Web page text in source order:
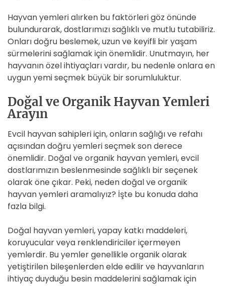
Hayvan yemleri alırken bu faktörleri göz önünde
bulundurarak, dostlarımızı sağlıklı ve mutlu tutabiliriz.
Onları doğru beslemek, uzun ve keyifli bir yaşam
sürmelerini sağlamak için önemlidir. Unutmayın, her
hayvanın özel ihtiyaçları vardır, bu nedenle onlara en
uygun yemi seçmek büyük bir sorumluluktur.
Doğal ve Organik Hayvan Yemleri
Arayın
Evcil hayvan sahipleri için, onların sağlığı ve refahı
açısından doğru yemleri seçmek son derece
önemlidir. Doğal ve organik hayvan yemleri, evcil
dostlarımızın beslenmesinde sağlıklı bir seçenek
olarak öne çıkar. Peki, neden doğal ve organik
hayvan yemleri aramalıyız? İşte bu konuda daha
fazla bilgi.
Doğal hayvan yemleri, yapay katkı maddeleri,
koruyucular veya renklendiriciler içermeyen
yemlerdir. Bu yemler genellikle organik olarak
yetiştirilen bileşenlerden elde edilir ve hayvanların
ihtiyaç duyduğu besin maddelerini sağlamak için